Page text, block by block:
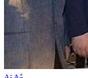
- +